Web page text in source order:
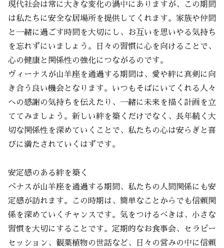
現代社会は常に大きな変化の渦中にありますが、この期間
は私たちに安全な居場所を提供してくれます。家族や仲間
と一緒に過ごす時間を大切にし、お互いを思いやる気持ち
を忘れずにいましょう。日々の習慣に心を向けることで、
心の健康と関係性の強化につながるのです。
ヴィーナスが山羊座を通過する期間は、愛や絆に真剣に向
き合う良い機会となります。いつもそばにいてくれる人々
への感謝の気持ちを伝えたり、一緒に未来を描く計画を立
ててみましょう。新しい絆を築くだけでなく、長年続く大
切な関係性を深めていくことで、私たちの心は安らぎと喜
びに満たされていくはずです。
安定感のある絆を築く
ベナスが山羊座を通過する期間、私たちの人間関係にも安
定感が訪れます。この時期は、簡単なことからでも信頼関
係を深めていくチャンスです。気をつけるべきは、小さな
習慣を大切にすることです。定期的なお食事会、セラピー
セッション、観葉植物の世話など、日々の営みの中に信頼